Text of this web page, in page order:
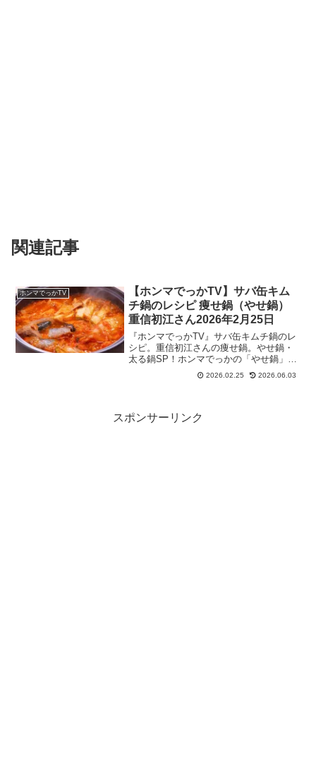
関連記事
ホンマでっかTV
【ホンマでっかTV】サバ缶キム
チ鍋のレシピ 痩せ鍋（やせ鍋）
重信初江さん2026年2月25日
『ホンマでっかTV』サバ缶キムチ鍋のレ
シピ。重信初江さんの痩せ鍋。やせ鍋・
太る鍋SP！ホンマでっかの「やせ鍋」＆
「太る鍋」特集。医師・栄養士が選出し
た身体に良いベスト鍋とは？ガッツリ痩
TAKIさん手作り鍋も！2026年2月25日
2026.02.25 2026.06.03
スポンサーリンク